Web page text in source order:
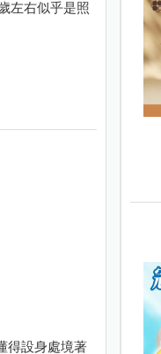
左右似乎是照
得設身處境著